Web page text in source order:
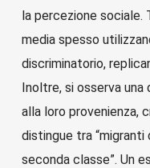
la percezione
media spesso
discriminatorio,
Inoltre, si osserva una
alla loro provenienza,
distingue tra “migranti
seconda classe”. Un